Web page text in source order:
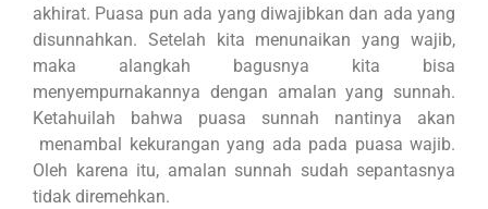
akhirat. Puasa pun ada yang diwajibkan dan ada yang
disunnahkan. Setelah kita menunaikan yang wajib,
maka alangkah bagusnya kita bisa
menyempurnakannya dengan amalan yang sunnah.
Ketahuilah bahwa puasa sunnah nantinya akan
menambal kekurangan yang ada pada puasa wajib.
Oleh karena itu, amalan sunnah sudah sepantasnya
tidak diremehkan.